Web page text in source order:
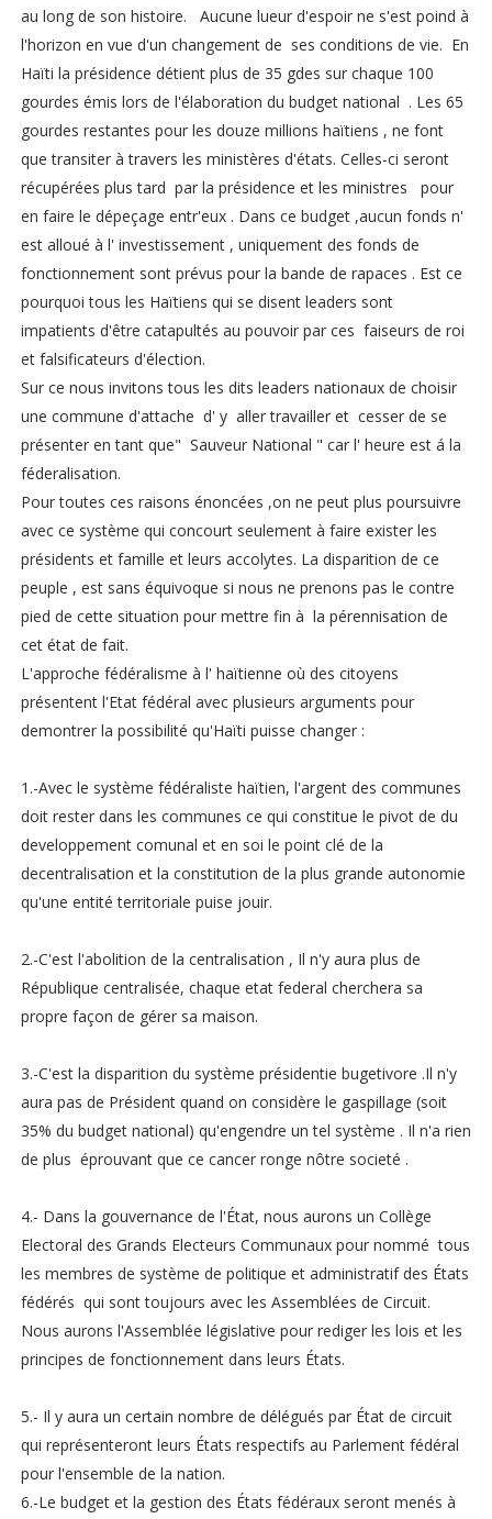
au long de son histoire. Aucune lueur d'espoir ne s'est poind à
l'horizon en vue d'un changement de ses conditions de vie. En
Haïti la présidence détient plus de 35 gdes sur chaque 100
gourdes émis lors de l'élaboration du budget national . Les 65
gourdes restantes pour les douze millions haïtiens , ne font
que transiter à travers les ministères d'états. Celles-ci seront
récupérées plus tard par la présidence et les ministres pour
en faire le dépeçage entr'eux . Dans ce budget ,aucun fonds n'
est alloué à l' investissement , uniquement des fonds de
fonctionnement sont prévus pour la bande de rapaces . Est ce
pourquoi tous les Haïtiens qui se disent leaders sont
impatients d'être catapultés au pouvoir par ces faiseurs de roi
et falsificateurs d'élection.
Sur ce nous invitons tous les dits leaders nationaux de choisir
une commune d'attache d' y aller travailler et cesser de se
présenter en tant que" Sauveur National " car l' heure est á la
féderalisation.
Pour toutes ces raisons énoncées ,on ne peut plus poursuivre
avec ce système qui concourt seulement à faire exister les
présidents et famille et leurs accolytes. La disparition de ce
peuple , est sans équivoque si nous ne prenons pas le contre
pied de cette situation pour mettre fin à la pérennisation de
cet état de fait.
L'approche fédéralisme à l' haïtienne où des citoyens
présentent l'Etat fédéral avec plusieurs arguments pour
demontrer la possibilité qu'Haïti puisse changer :
1.-Avec le système fédéraliste haïtien, l'argent des communes
doit rester dans les communes ce qui constitue le pivot de du
developpement comunal et en soi le point clé de la
decentralisation et la constitution de la plus grande autonomie
qu'une entité territoriale puise jouir.
2.-C'est l'abolition de la centralisation , Il n'y aura plus de
République centralisée, chaque etat federal cherchera sa
propre façon de gérer sa maison.
3.-C'est la disparition du système présidentie bugetivore .Il n'y
aura pas de Président quand on considère le gaspillage (soit
35% du budget national) qu'engendre un tel système . Il n'a rien
de plus éprouvant que ce cancer ronge nôtre societé .
4.- Dans la gouvernance de l'État, nous aurons un Collège
Electoral des Grands Electeurs Communaux pour nommé tous
les membres de système de politique et administratif des États
fédérés qui sont toujours avec les Assemblées de Circuit.
Nous aurons l'Assemblée législative pour rediger les lois et les
principes de fonctionnement dans leurs États.
5.- Il y aura un certain nombre de délégués par État de circuit
qui représenteront leurs États respectifs au Parlement fédéral
pour l'ensemble de la nation.
6.-Le budget et la gestion des États fédéraux seront menés à